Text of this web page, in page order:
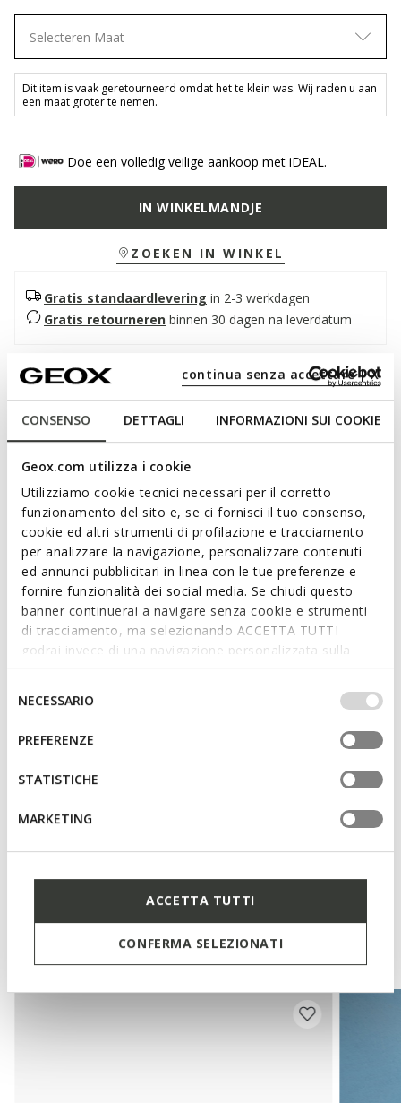
CONSENSO DETTAGLI INFORMAZIONI SUI COOKIE
Geox.com utilizza i cookie
Utilizziamo cookie tecnici necessari per il corretto
funzionamento del sito e, se ci fornisci il tuo consenso,
cookie ed altri strumenti di profilazione e tracciamento
per analizzare la navigazione, personalizzare contenuti
ed annunci pubblicitari in linea con le tue preferenze e
fornire funzionalità dei social media. Se chiudi questo
banner continuerai a navigare senza cookie e strumenti
di tracciamento, ma selezionando ACCETTA TUTTI
godrai invece di una navigazione personalizzata sulla
base dei tuoi gusti ed interessi. Selezionando
IMPOSTAZIONI potrai anche scegliere quali cookies ed
altri strumenti di tracciamento autorizzare. Per maggiori
informazioni o per modificare in qualsiasi momento le
tue impostazioni, visita la nostra
del
consenso
NECESSARIO
PREFERENZE
STATISTICHE
MARKETING
ACCETTA TUTTI
CONFERMA SELEZIONATI
continua senza accettare | X
Selecteren Maat
Dit item is vaak geretourneerd omdat het te klein was. Wij raden u aan
een maat groter te nemen.
Doe een volledig veilige aankoop met iDEAL.
IN WINKELMANDJE
ZOEKEN IN WINKEL
Gratis standaardlevering in 2-3 werkdagen
Gratis retourneren binnen 30 dagen na leverdatum
Beschrijving
eigentijdse coolheid uitstralen. Ze hebben een bovenwerk van
zacht Suède in een prachtige, vrouwelijke lichttaupekleur.
Sandybett is de perfecte manier om je dagelijkse looks af te
maken en garandeert de hele dag comfort en Ademend
Vermogen.
ITEMCODE:D558RB00022C6738
Meer lezen
Kenmerken
Snel en gemakkelijk aan te trekken
Zooldikte: 2,5 cm / 1"
Dankzij het slip-on ontwerp glijdt uw voet soepel naar
binnen
Materialen
Technologieën
Misschien vindt u dit ook leuk
Onlangs bekeken